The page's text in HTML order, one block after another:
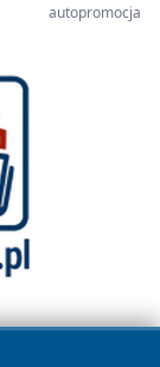
autopromocja